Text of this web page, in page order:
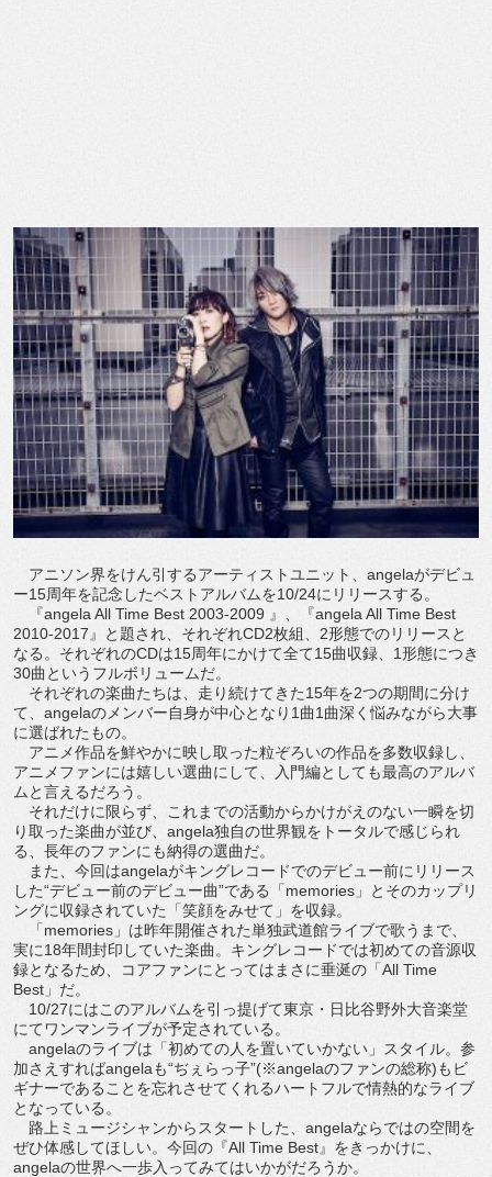
アニソン界をけん引するアーティストユニット、angelaがデビュ
ー15周年を記念したベストアルバムを10/24にリリースする。
『angela All Time Best 2003-2009 』、『angela All Time Best
2010-2017』と題され、それぞれCD2枚組、2形態でのリリースと
なる。それぞれのCDは15周年にかけて全て15曲収録、1形態につき
30曲というフルボリュームだ。
それぞれの楽曲たちは、走り続けてきた15年を2つの期間に分け
て、angelaのメンバー自身が中心となり1曲1曲深く悩みながら大事
に選ばれたもの。
アニメ作品を鮮やかに映し取った粒ぞろいの作品を多数収録し、
アニメファンには嬉しい選曲にして、入門編としても最高のアルバ
ムと言えるだろう。
それだけに限らず、これまでの活動からかけがえのない一瞬を切
り取った楽曲が並び、angela独自の世界観をトータルで感じられ
る、長年のファンにも納得の選曲だ。
また、今回はangelaがキングレコードでのデビュー前にリリース
した“デビュー前のデビュー曲”である「memories」とそのカップリ
ングに収録されていた「笑顔をみせて」を収録。
「memories」は昨年開催された単独武道館ライブで歌うまで、
実に18年間封印していた楽曲。キングレコードでは初めての音源収
録となるため、コアファンにとってはまさに垂涎の「All Time
Best」だ。
10/27にはこのアルバムを引っ提げて東京・日比谷野外大音楽堂
にてワンマンライブが予定されている。
angelaのライブは「初めての人を置いていかない」スタイル。参
加さえすればangelaも“ぢぇらっ子”(※angelaのファンの総称)もビ
ギナーであることを忘れさせてくれるハートフルで情熱的なライブ
となっている。
路上ミュージシャンからスタートした、angelaならではの空間を
ぜひ体感してほしい。今回の『All Time Best』をきっかけに、
angelaの世界へ一歩入ってみてはいかがだろうか。